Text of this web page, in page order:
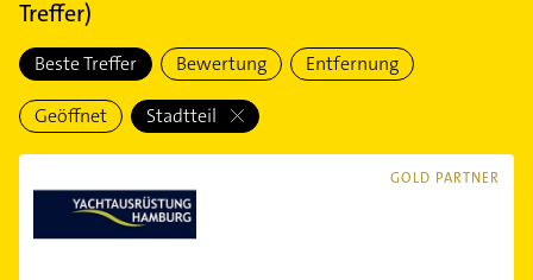
Treffer)
Beste Treffer Bewertung Entfernung
Geöffnet Stadtteil
GOLD PARTNER